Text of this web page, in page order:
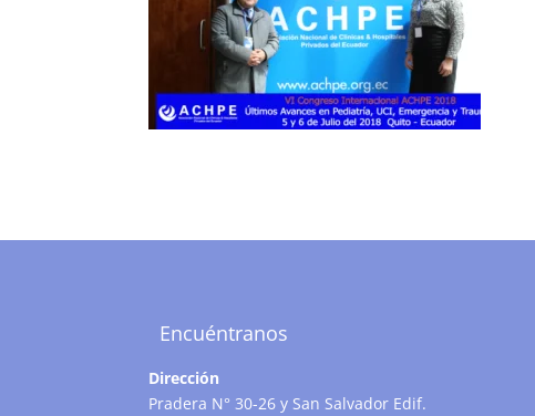
Encuéntranos
Dirección
Pradera N° 30-26 y San Salvador Edif.